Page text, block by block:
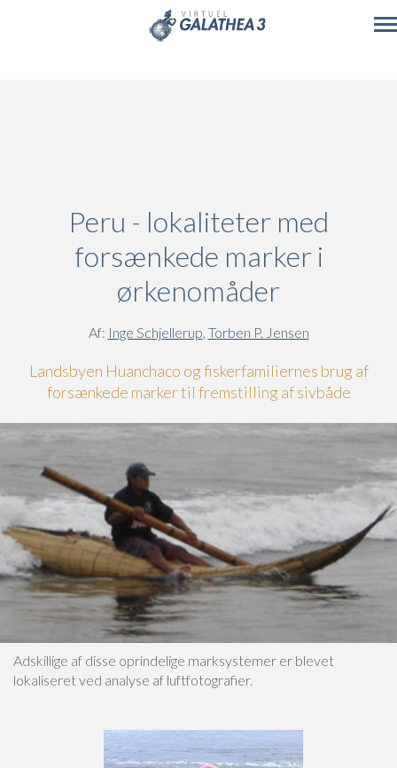
Peru - lokaliteter med
forsænkede marker i
ørkenomåder
Af: Inge Schjellerup, Torben P. Jensen
Landsbyen Huanchaco og fiskerfamiliernes brug af
forsænkede marker til fremstilling af sivbåde
Adskillige af disse oprindelige marksystemer er blevet
lokaliseret ved analyse af luftfotografier.